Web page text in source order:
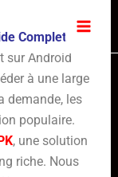
Complet
sur Android
à une large
demande, les
populaire.
, une solution
riche. Nous